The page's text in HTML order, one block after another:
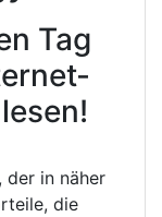
Tag
der in näher
die